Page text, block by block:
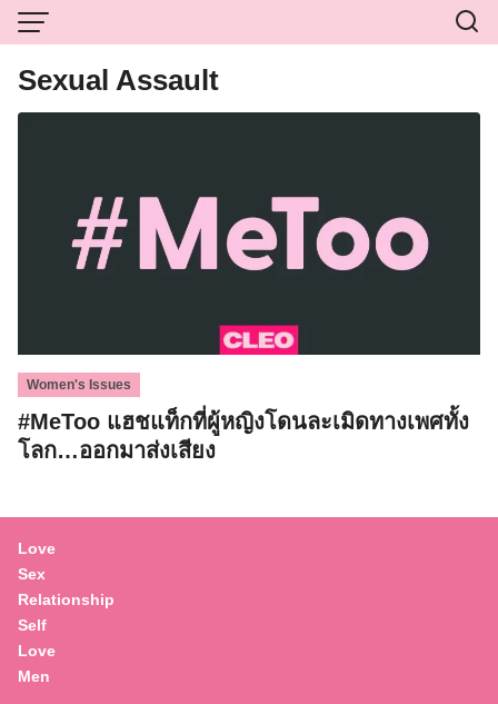
Skip
to
content
Sexual Assault
Women's Issues
#MeToo แฮชแท็กที่ผู้หญิงโดนละเมิดทางเพศทั้ง
โลก…ออกมาส่งเสียง
Love
Sex
Relationship
Self
Love
Men